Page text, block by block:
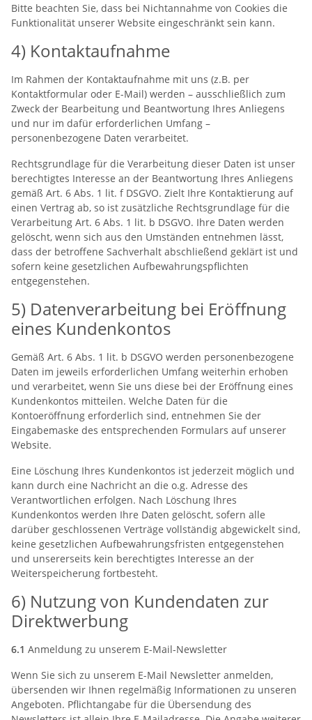
Bitte beachten Sie, dass bei Nichtannahme von Cookies die
Funktionalität unserer Website eingeschränkt sein kann.
4) Kontaktaufnahme
Im Rahmen der Kontaktaufnahme mit uns (z.B. per
Kontaktformular oder E-Mail) werden – ausschließlich zum
Zweck der Bearbeitung und Beantwortung Ihres Anliegens
und nur im dafür erforderlichen Umfang –
personenbezogene Daten verarbeitet.
Rechtsgrundlage für die Verarbeitung dieser Daten ist unser
berechtigtes Interesse an der Beantwortung Ihres Anliegens
gemäß Art. 6 Abs. 1 lit. f DSGVO. Zielt Ihre Kontaktierung auf
einen Vertrag ab, so ist zusätzliche Rechtsgrundlage für die
Verarbeitung Art. 6 Abs. 1 lit. b DSGVO. Ihre Daten werden
gelöscht, wenn sich aus den Umständen entnehmen lässt,
dass der betroffene Sachverhalt abschließend geklärt ist und
sofern keine gesetzlichen Aufbewahrungspflichten
entgegenstehen.
5) Datenverarbeitung bei Eröffnung
eines Kundenkontos
Gemäß Art. 6 Abs. 1 lit. b DSGVO werden personenbezogene
Daten im jeweils erforderlichen Umfang weiterhin erhoben
und verarbeitet, wenn Sie uns diese bei der Eröffnung eines
Kundenkontos mitteilen. Welche Daten für die
Kontoeröffnung erforderlich sind, entnehmen Sie der
Eingabemaske des entsprechenden Formulars auf unserer
Website.
Eine Löschung Ihres Kundenkontos ist jederzeit möglich und
kann durch eine Nachricht an die o.g. Adresse des
Verantwortlichen erfolgen. Nach Löschung Ihres
Kundenkontos werden Ihre Daten gelöscht, sofern alle
darüber geschlossenen Verträge vollständig abgewickelt sind,
keine gesetzlichen Aufbewahrungsfristen entgegenstehen
und unsererseits kein berechtigtes Interesse an der
Weiterspeicherung fortbesteht.
6) Nutzung von Kundendaten zur
Direktwerbung
6.1 Anmeldung zu unserem E-Mail-Newsletter
Wenn Sie sich zu unserem E-Mail Newsletter anmelden,
übersenden wir Ihnen regelmäßig Informationen zu unseren
Angeboten. Pflichtangabe für die Übersendung des